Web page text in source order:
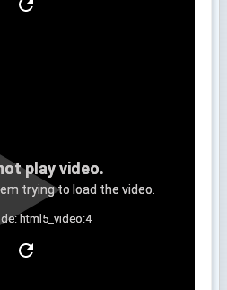
play video.
trying to load the video.
html5_video:4